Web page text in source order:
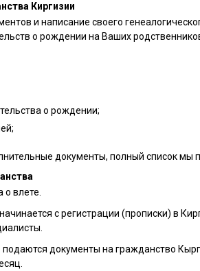
Киргизии
и написание своего
о рождении на Ваших
о рождении;
документы, полный список мы
влете.
с регистрации (прописки) в
документы на гражданство